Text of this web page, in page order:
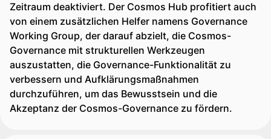
Zeitraum deaktiviert. Der Cosmos Hub profitiert auch
von einem zusätzlichen Helfer namens Governance
Working Group, der darauf abzielt, die Cosmos-
Governance mit strukturellen Werkzeugen
auszustatten, die Governance-Funktionalität zu
verbessern und Aufklärungsmaßnahmen
durchzuführen, um das Bewusstsein und die
Akzeptanz der Cosmos-Governance zu fördern.